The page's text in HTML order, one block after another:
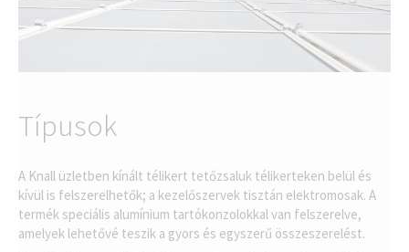
Típusok
A Knall üzletben kínált télikert tetőzsaluk télikerteken belül és
kívül is felszerelhetők; a kezelőszervek tisztán elektromosak. A
termék speciális alumínium tartókonzolokkal van felszerelve,
amelyek lehetővé teszik a gyors és egyszerű összeszerelést.